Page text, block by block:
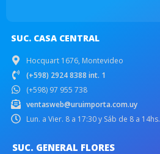
SUC. CASA CENTRAL
Hocquart 1676, Montevideo
(+598) 2924 8388 int. 1
(+598) 97 955 738
ventasweb@uruimporta.com.uy
Lun. a Vier. 8 a 17:30 y Sáb de 8 a 14hs.
SUC. GENERAL FLORES